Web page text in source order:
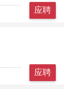
应聘
应聘